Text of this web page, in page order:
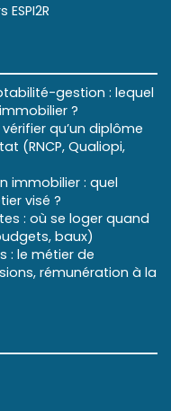
gestion : lequel
?
qu’un diplôme
(RNCP, Qualiopi,
immobilier : quel
visé ?
: où se loger quand
baux)
: le métier de
rémunération à la